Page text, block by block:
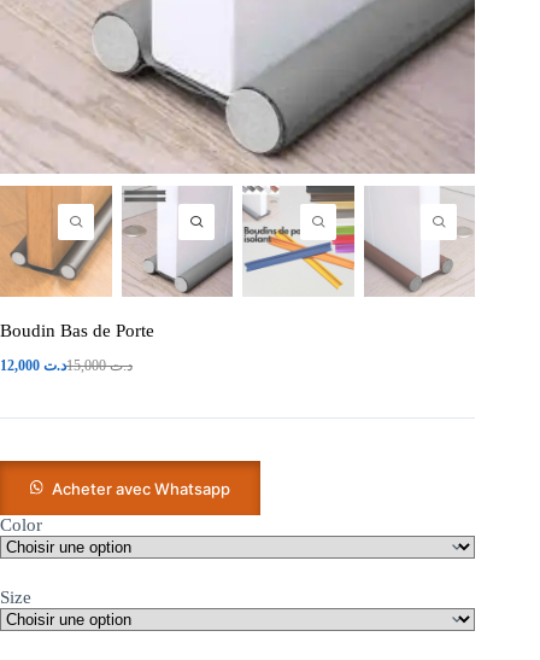
Boudin Bas de Porte
د.ت15,000 د.ت
Acheter avec Whatsapp
Color
Size